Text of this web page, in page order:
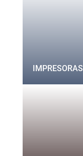
IMPRESORAS